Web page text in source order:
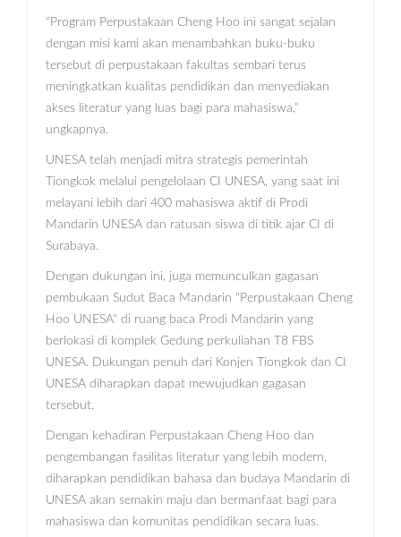
“Program Perpustakaan Cheng Hoo ini sangat sejalan
dengan misi kami akan menambahkan buku-buku
tersebut di perpustakaan fakultas sembari terus
meningkatkan kualitas pendidikan dan menyediakan
akses literatur yang luas bagi para mahasiswa,”
ungkapnya.
UNESA telah menjadi mitra strategis pemerintah
Tiongkok melalui pengelolaan CI UNESA, yang saat ini
melayani lebih dari 400 mahasiswa aktif di Prodi
Mandarin UNESA dan ratusan siswa di titik ajar CI di
Surabaya.
Dengan dukungan ini, juga memunculkan gagasan
pembukaan Sudut Baca Mandarin "Perpustakaan Cheng
Hoo UNESA" di ruang baca Prodi Mandarin yang
berlokasi di komplek Gedung perkuliahan T8 FBS
UNESA. Dukungan penuh dari Konjen Tiongkok dan CI
UNESA diharapkan dapat mewujudkan gagasan
tersebut.
Dengan kehadiran Perpustakaan Cheng Hoo dan
pengembangan fasilitas literatur yang lebih modern,
diharapkan pendidikan bahasa dan budaya Mandarin di
UNESA akan semakin maju dan bermanfaat bagi para
mahasiswa dan komunitas pendidikan secara luas.